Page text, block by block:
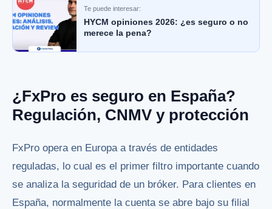
Te puede interesar:
HYCM opiniones 2026: ¿es seguro o no
merece la pena?
¿FxPro es seguro en España?
Regulación, CNMV y protección
FxPro opera en Europa a través de entidades
reguladas, lo cual es el primer filtro importante cuando
se analiza la seguridad de un bróker. Para clientes en
España, normalmente la cuenta se abre bajo su filial